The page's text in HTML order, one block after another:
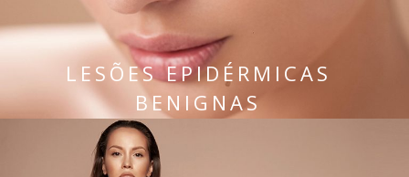
LESÕES EPIDÉRMICAS
BENIGNAS